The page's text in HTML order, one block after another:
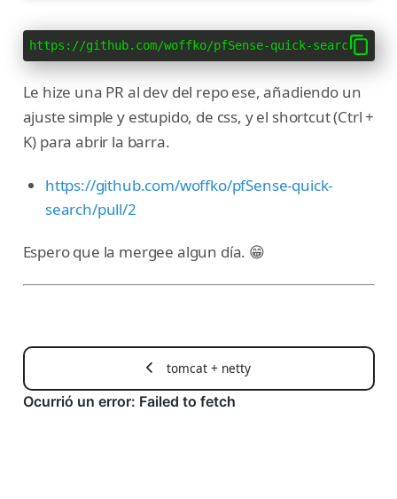
https://github.com/woffko/pfSense-quick-search/
Le hize una PR al dev del repo ese, añadiendo un
ajuste simple y estupido, de css, y el shortcut (Ctrl +
K) para abrir la barra.
https://github.com/woffko/pfSense-quick-
search/pull/2
Espero que la mergee algun día. 😁
tomcat + netty